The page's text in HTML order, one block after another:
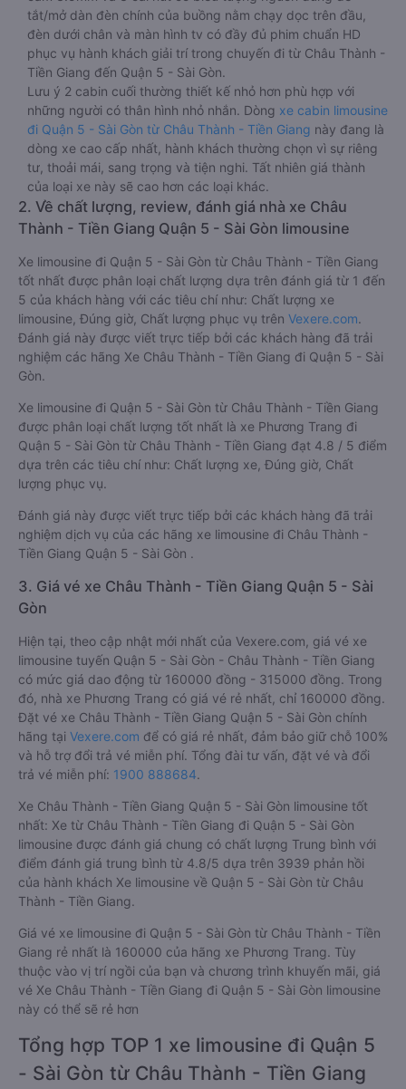
tắt/mở dàn đèn chính của buồng nằm chạy dọc trên đầu,
đèn dưới chân và màn hình tv có đầy đủ phim chuẩn HD
phục vụ hành khách giải trí trong chuyến đi từ Châu Thành -
Tiền Giang đến Quận 5 - Sài Gòn.
Lưu ý 2 cabin cuối thường thiết kế nhỏ hơn phù hợp với
những người có thân hình nhỏ nhắn. Dòng xe cabin limousine
đi Quận 5 - Sài Gòn từ Châu Thành - Tiền Giang này đang là
dòng xe cao cấp nhất, hành khách thường chọn vì sự riêng
tư, thoải mái, sang trọng và tiện nghi. Tất nhiên giá thành
của loại xe này sẽ cao hơn các loại khác.
2. Về chất lượng, review, đánh giá nhà xe Châu
Thành - Tiền Giang Quận 5 - Sài Gòn limousine
Xe limousine đi Quận 5 - Sài Gòn từ Châu Thành - Tiền Giang
tốt nhất được phân loại chất lượng dựa trên đánh giá từ 1 đến
5 của khách hàng với các tiêu chí như: Chất lượng xe
limousine, Đúng giờ, Chất lượng phục vụ trên Vexere.com.
Đánh giá này được viết trực tiếp bởi các khách hàng đã trải
nghiệm các hãng Xe Châu Thành - Tiền Giang đi Quận 5 - Sài
Gòn.
Xe limousine đi Quận 5 - Sài Gòn từ Châu Thành - Tiền Giang
được phân loại chất lượng tốt nhất là xe Phương Trang đi
Quận 5 - Sài Gòn từ Châu Thành - Tiền Giang đạt 4.8 / 5 điểm
dựa trên các tiêu chí như: Chất lượng xe, Đúng giờ, Chất
lượng phục vụ.
Đánh giá này được viết trực tiếp bởi các khách hàng đã trải
nghiệm dịch vụ của các hãng xe limousine đi Châu Thành -
Tiền Giang Quận 5 - Sài Gòn .
3. Giá vé xe Châu Thành - Tiền Giang Quận 5 - Sài
Gòn
Hiện tại, theo cập nhật mới nhất của Vexere.com, giá vé xe
limousine tuyến Quận 5 - Sài Gòn - Châu Thành - Tiền Giang
có mức giá dao động từ 160000 đồng - 315000 đồng. Trong
đó, nhà xe Phương Trang có giá vé rẻ nhất, chỉ 160000 đồng.
Đặt vé xe Châu Thành - Tiền Giang Quận 5 - Sài Gòn chính
hãng tại Vexere.com để có giá rẻ nhất, đảm bảo giữ chỗ 100%
và hỗ trợ đổi trả vé miễn phí. Tổng đài tư vấn, đặt vé và đổi
trả vé miễn phí: 1900 888684.
Xe Châu Thành - Tiền Giang Quận 5 - Sài Gòn limousine tốt
nhất: Xe từ Châu Thành - Tiền Giang đi Quận 5 - Sài Gòn
limousine được đánh giá chung có chất lượng Trung bình với
điểm đánh giá trung bình từ 4.8/5 dựa trên 3939 phản hồi
của hành khách Xe limousine về Quận 5 - Sài Gòn từ Châu
Thành - Tiền Giang.
Giá vé xe limousine đi Quận 5 - Sài Gòn từ Châu Thành - Tiền
Giang rẻ nhất là 160000 của hãng xe Phương Trang. Tùy
thuộc vào vị trí ngồi của bạn và chương trình khuyến mãi, giá
vé Xe Châu Thành - Tiền Giang đi Quận 5 - Sài Gòn limousine
này có thể sẽ rẻ hơn
Tổng hợp TOP 1 xe limousine đi Quận 5
- Sài Gòn từ Châu Thành - Tiền Giang